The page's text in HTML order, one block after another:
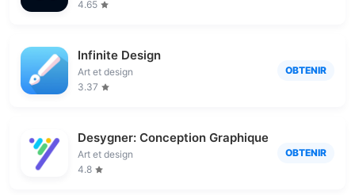
4.65
Infinite Design
Art et design
3.37
OBTENIR
Desygner: Conception Graphique
Art et design
4.8
OBTENIR